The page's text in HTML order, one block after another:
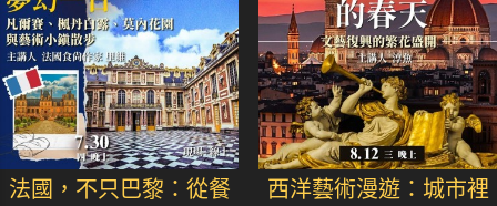
法國，不只巴黎：從餐
西洋藝術漫遊：城市裡